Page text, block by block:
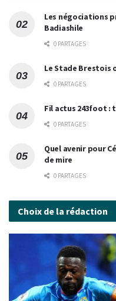
Les négociations
Badiashile
0 PARTAGES
Le Stade Brestois
0 PARTAGES
Fil actus 243foot :
0 PARTAGES
Quel avenir pour
de mire
0 PARTAGES
Choix de la rédaction